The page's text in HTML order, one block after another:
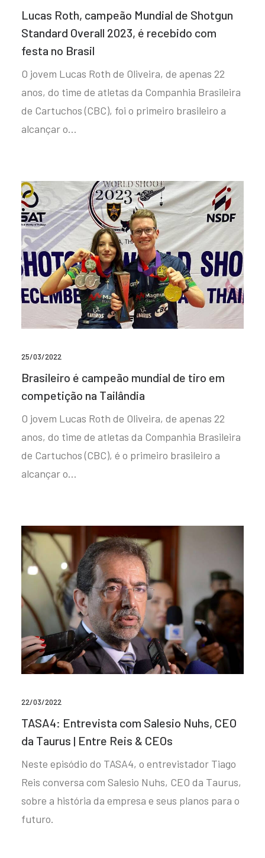
Lucas Roth, campeão Mundial de Shotgun
Standard Overall 2023, é recebido com
festa no Brasil
O jovem Lucas Roth de Oliveira, de apenas 22
anos, do time de atletas da Companhia Brasileira
de Cartuchos (CBC), foi o primeiro brasileiro a
alcançar o…
25/03/2022
Brasileiro é campeão mundial de tiro em
competição na Tailândia
O jovem Lucas Roth de Oliveira, de apenas 22
anos, do time de atletas da Companhia Brasileira
de Cartuchos (CBC), é o primeiro brasileiro a
alcançar o…
22/03/2022
TASA4: Entrevista com Salesio Nuhs, CEO
da Taurus | Entre Reis & CEOs
Neste episódio do TASA4, o entrevistador Tiago
Reis conversa com Salesio Nuhs, CEO da Taurus,
sobre a história da empresa e seus planos para o
futuro.